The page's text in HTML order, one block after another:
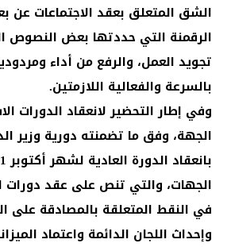
الشق المتعلق بعقد الاجتماعات عن
الرقمنة التي حددتها بعض النصوص
تجويد العمل، والرفع من أداء
بالسرعة والفعالية اللازمتين.
وفي إطار التحضير لانعقاد الدورات
الجهة، وفق ما تضمنته دورية وزير
الجهات، والتي تنص على عقد دورات
في النقط المتعلقة بالمصادقة على
وإحداث اللجان الدائمة واعتماد